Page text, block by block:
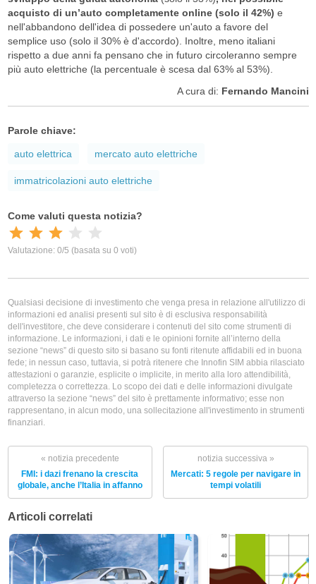
acquisto di un’auto completamente online (solo il 42%) e
nell'abbandono dell'idea di possedere un'auto a favore del
semplice uso (solo il 30% è d'accordo). Inoltre, meno italiani
rispetto a due anni fa pensano che in futuro circoleranno sempre
più auto elettriche (la percentuale è scesa dal 63% al 53%).
A cura di: Fernando Mancini
Parole chiave:
auto elettrica mercato auto elettriche
immatricolazioni auto elettriche
Qualsiasi decisione di investimento che venga presa in relazione all'utilizzo di
informazioni ed analisi presenti sul sito è di esclusiva responsabilità
dell'investitore, che deve considerare i contenuti del sito come strumenti di
informazione. Le informazioni, i dati e le opinioni fornite all’interno della
sezione “news” di questo sito si basano su fonti ritenute affidabili ed in buona
fede; in nessun caso, tuttavia, si potrà ritenere che Innofin SIM abbia rilasciato
attestazioni o garanzie, esplicite o implicite, in merito alla loro attendibilità,
completezza o correttezza. Lo scopo dei dati e delle informazioni divulgate
attraverso la sezione “news” del sito è prettamente informativo; esse non
rappresentano, in alcun modo, una sollecitazione all'investimento in strumenti
finanziari.
« notizia precedente
FMI: i dazi frenano la crescita
globale, anche l’Italia in affanno
notizia successiva »
Mercati: 5 regole per navigare in
tempi volatili
Articoli correlati